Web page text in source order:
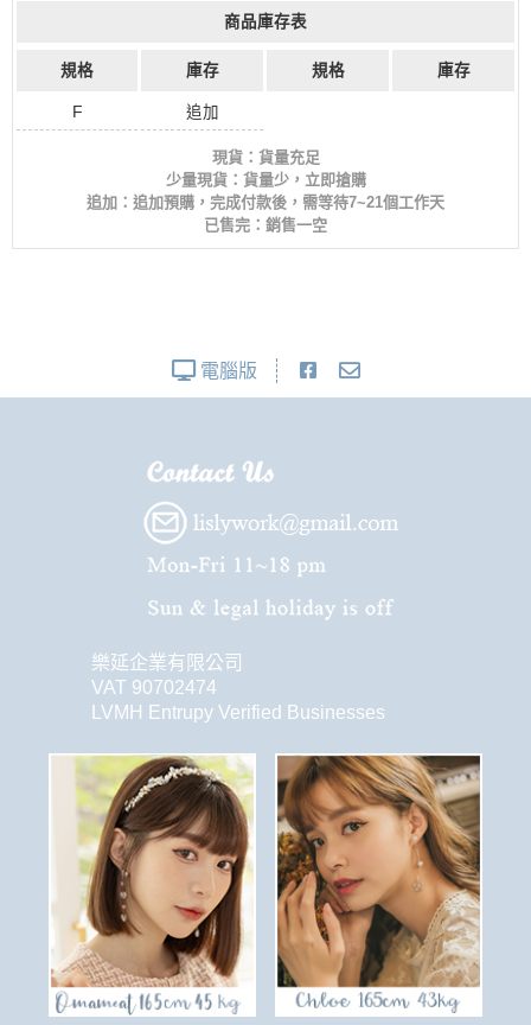
商品庫存表
規格 庫存 規格 庫存
F 追加
現貨：貨量充足
少量現貨：貨量少，立即搶購
追加：追加預購，完成付款後，需等待7~21個工作天
已售完：銷售一空
電腦版
樂延企業有限公司
VAT 90702474
LVMH Entrupy Verified Businesses